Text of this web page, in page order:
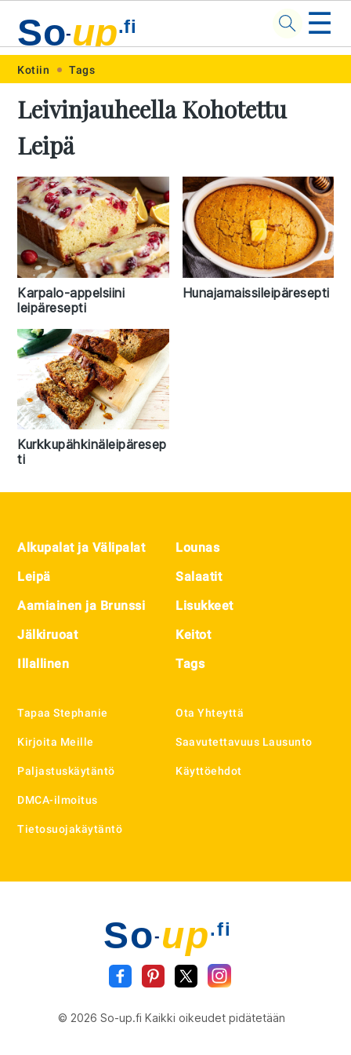
Skip
primary
navigation
Skip
main
content
Skip
primary
sidebar
Skip
footer
So-up.fi ☰
Kotiin Tags
Leivinjauheella Kohotettu
Leipä
Karpalo-appelsiini
leipäresepti
Hunajamaissileipäresepti
Kurkkupähkinäleipäresep
ti
Footer
Alkupalat ja Välipalat
Leipä
Aamiainen ja Brunssi
Jälkiruoat
Illallinen
Lounas
Salaatit
Lisukkeet
Keitot
Tags
Tapaa Stephanie
Kirjoita Meille
Paljastuskäytäntö
DMCA-ilmoitus
Tietosuojakäytäntö
Ota Yhteyttä
Saavutettavuus Lausunto
Käyttöehdot
So- up.fi
© 2026 So-up.fi Kaikki oikeudet pidätetään